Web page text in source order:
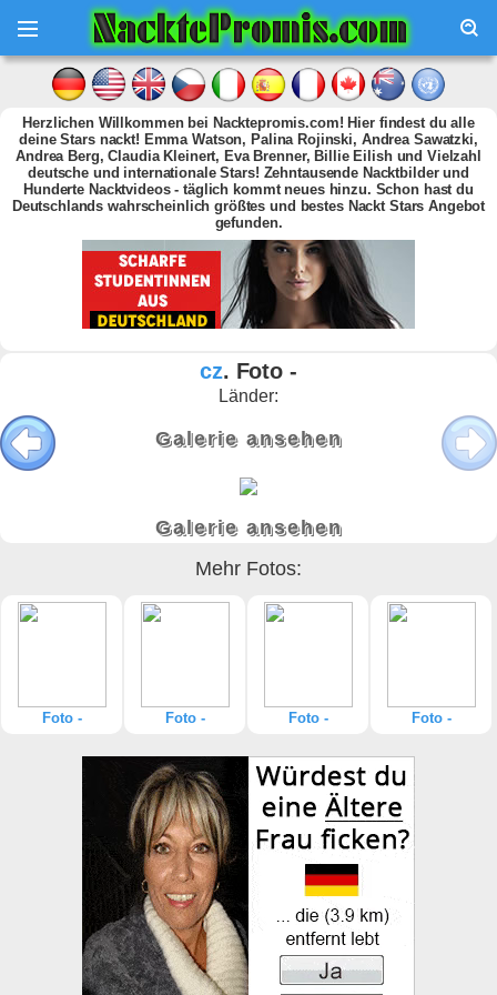
Herzlichen Willkommen bei Nacktepromis.com! Hier findest du alle
deine Stars nackt! Emma Watson, Palina Rojinski, Andrea Sawatzki,
Andrea Berg, Claudia Kleinert, Eva Brenner, Billie Eilish und Vielzahl
deutsche und internationale Stars! Zehntausende Nacktbilder und
Hunderte Nacktvideos - täglich kommt neues hinzu. Schon hast du
Deutschlands wahrscheinlich größtes und bestes Nackt Stars Angebot
gefunden.
cz. Foto -
Länder:
Galerie ansehen
Galerie ansehen
Mehr Fotos:
Foto - Foto - Foto - Foto -